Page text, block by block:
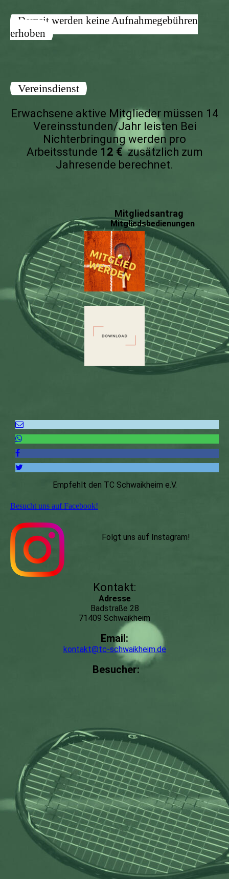
Derzeit werden keine Aufnahmegebühren
erhoben
Vereinsdienst
Erwachsene aktive Mitglieder müssen 14
Vereinsstunden/Jahr leisten Bei
Nichterbringung werden pro
Arbeitsstunde 12 €zusätzlich zum
Jahresende berechnet.
Mitgliedsantrag
Mitgliedsbedienungen
Empfehlt den TC Schwaikheim e.V.
Besucht uns auf Facebook!
Folgt uns auf Instagram!
Kontakt:
Adresse
Badstraße 28
71409 Schwaikheim
Email:
kontakt@tc-schwaikheim.de
Besucher: